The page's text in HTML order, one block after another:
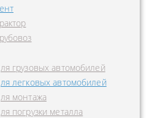
грузовых автомобилей
легковых автомобилей
монтажа
погрузки металла